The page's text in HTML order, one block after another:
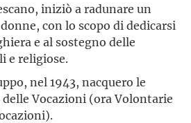
iniziò a radunare un
con lo scopo di dedicarsi
e al sostegno delle
e religiose.
nel 1943, nacquero le
delle Vocazioni (ora Volontarie